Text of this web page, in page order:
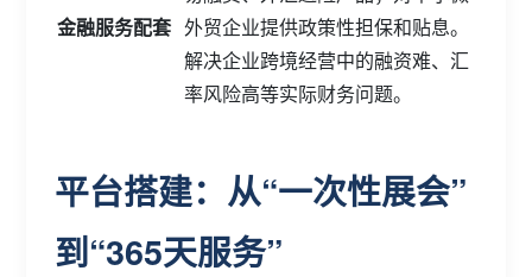
金融服务配套 外贸企业提供政策性担保和贴息。
解决企业跨境经营中的融资难、汇
率风险高等实际财务问题。
平台搭建：从“一次性展会”
到“365天服务”